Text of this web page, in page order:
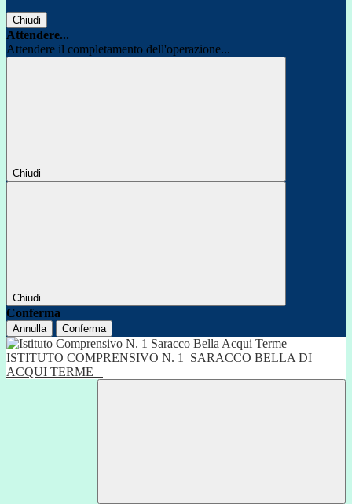
Chiudi
Attendere...
Attendere il completamento dell'operazione...
Chiudi
Chiudi
Conferma
Annulla Conferma
ISTITUTO COMPRENSIVO N. 1
SARACCO BELLA DI
ACQUI TERME